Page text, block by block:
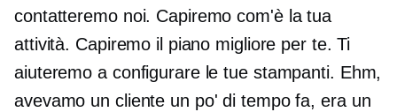
contatteremo noi. Capiremo com'è la tua
attività. Capiremo il piano migliore per te. Ti
aiuteremo a configurare le tue stampanti. Ehm,
avevamo un cliente un po' di tempo fa, era un